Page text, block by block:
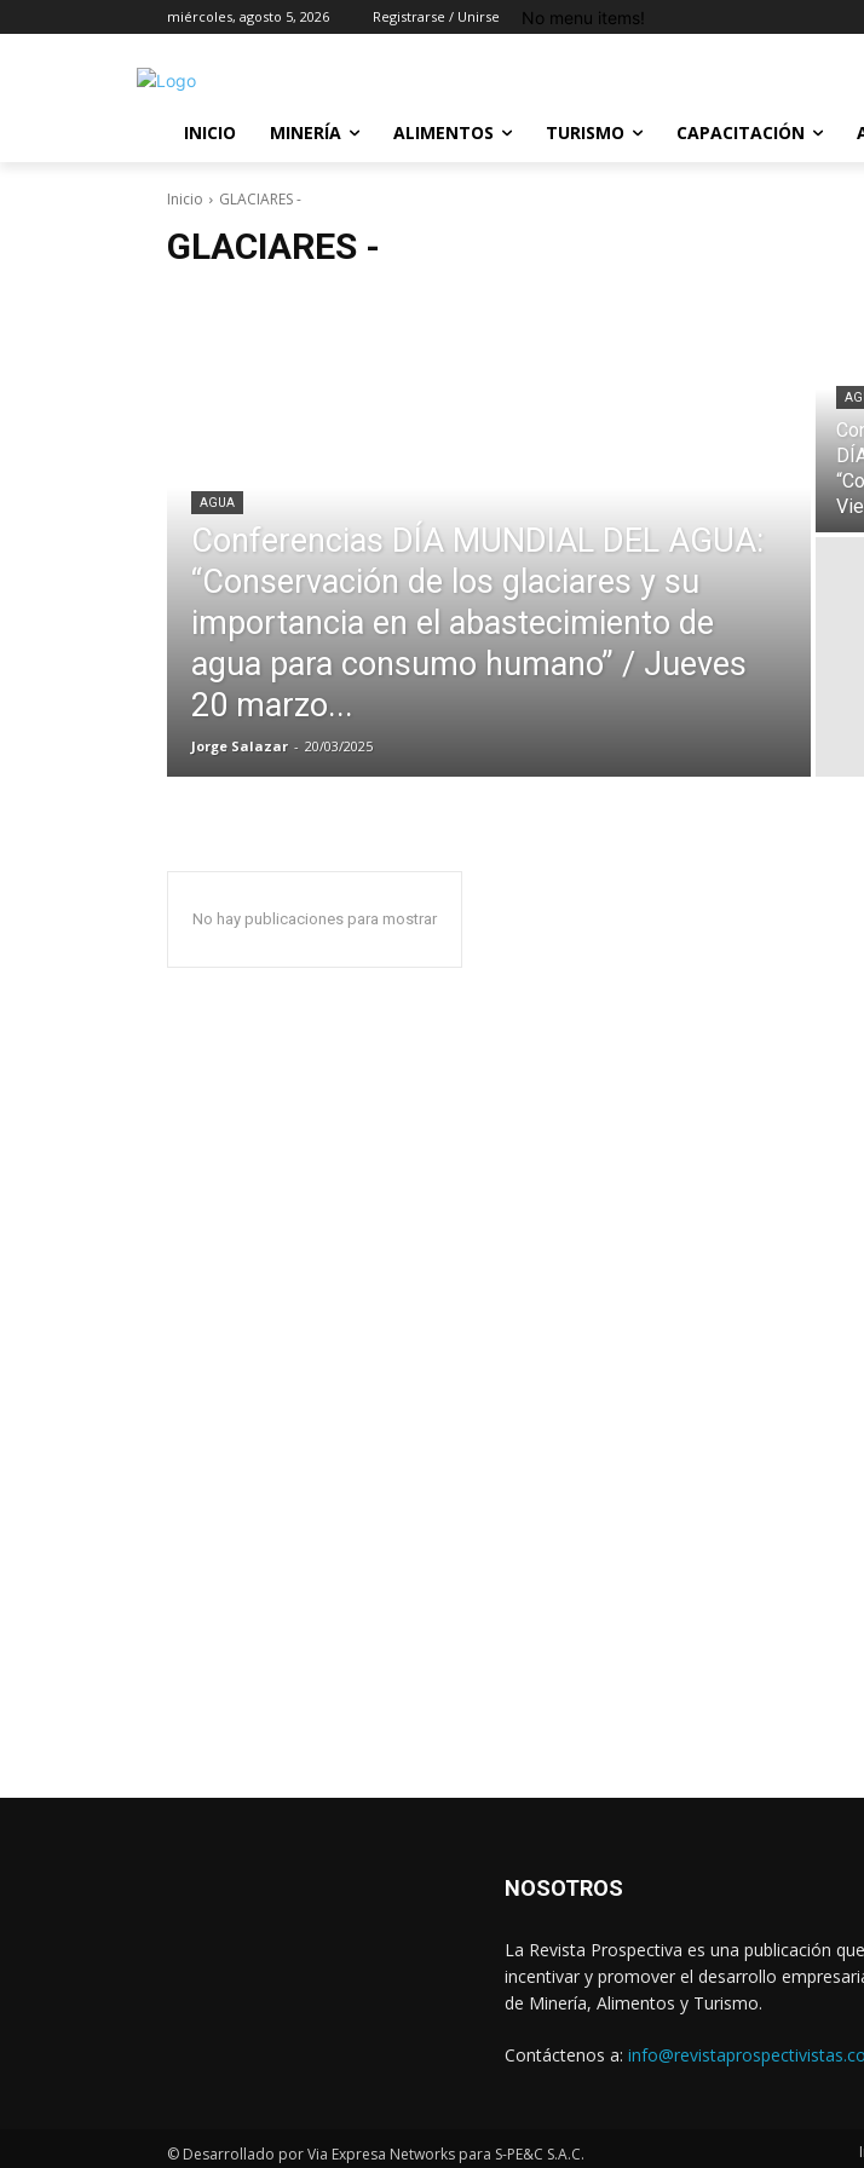
miércoles, agosto 5, 2026 Registrarse / Unirse No menu items!
INICIO MINERÍA ALIMENTOS TURISMO CAPACITACIÓN
Inicio GLACIARES -
GLACIARES -
AGUA
Conferencias DÍA MUNDIAL DEL AGUA:
“Conservación de los glaciares y su
importancia en el abastecimiento de
agua para consumo humano” / Jueves
20 marzo...
Jorge Salazar - 20/03/2025
No hay publicaciones para mostrar
NOSOTROS
La Revista Prospectiva es una publicación
incentivar y promover el desarrollo
de Minería, Alimentos y Turismo.
Contáctenos a:
© Desarrollado por Via Expresa Networks para S-PE&C S.A.C.